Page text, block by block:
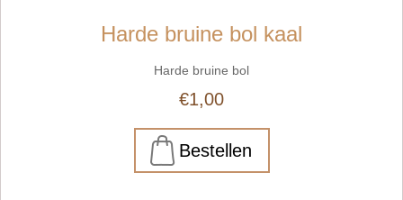
Harde bruine bol kaal
Harde bruine bol
€1,00